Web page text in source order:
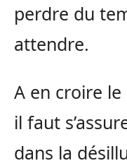
perdre du
attendre.
A en croire le
il faut
dans la